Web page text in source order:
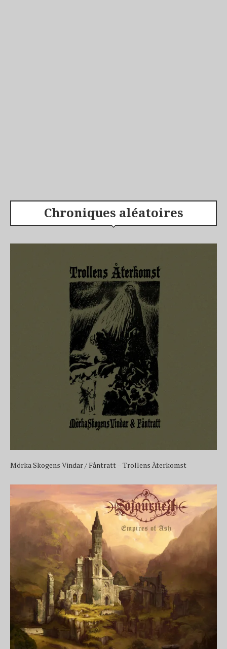
Chroniques aléatoires
Mörka Skogens Vindar / Fåntratt – Trollens Återkomst